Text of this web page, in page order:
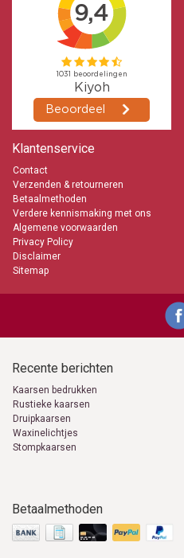
Klantenservice
Contact
Verzenden & retourneren
Betaalmethoden
Verdere kennismaking met ons
Algemene voorwaarden
Privacy Policy
Disclaimer
Sitemap
Recente berichten
Kaarsen bedrukken
Rustieke kaarsen
Druipkaarsen
Waxinelichtjes
Stompkaarsen
Betaalmethoden